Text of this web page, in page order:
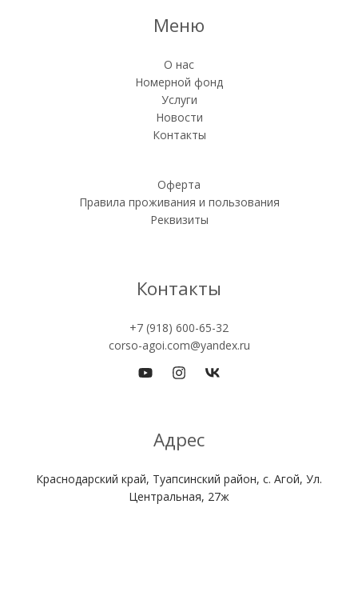
Меню
О нас
Номерной фонд
Услуги
Новости
Контакты
Оферта
Правила проживания и пользования
Реквизиты
Контакты
+7 (918) 600-65-32
corso-agoi.com@yandex.ru
Адрес
Краснодарский край, Туапсинский район, с. Агой, Ул.
Центральная, 27ж